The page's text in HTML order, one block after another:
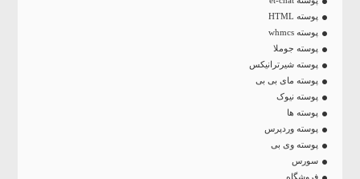
پوسته HTML
پوسته whmcs
پوسته جوملا
پوسته شیرترانیکس
پوسته مای بی بی
پوسته نیوک
پوسته ها
پوسته وردپرس
پوسته وی بی
سورس
فروشگاه